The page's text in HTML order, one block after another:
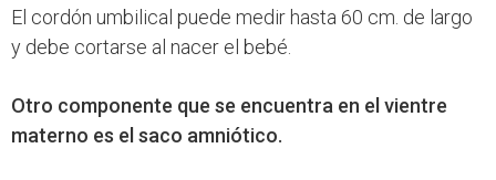
El cordón umbilical puede medir hasta 60 cm. de largo
y debe cortarse al nacer el bebé.
Otro componente que se encuentra en el vientre
materno es el saco amniótico.